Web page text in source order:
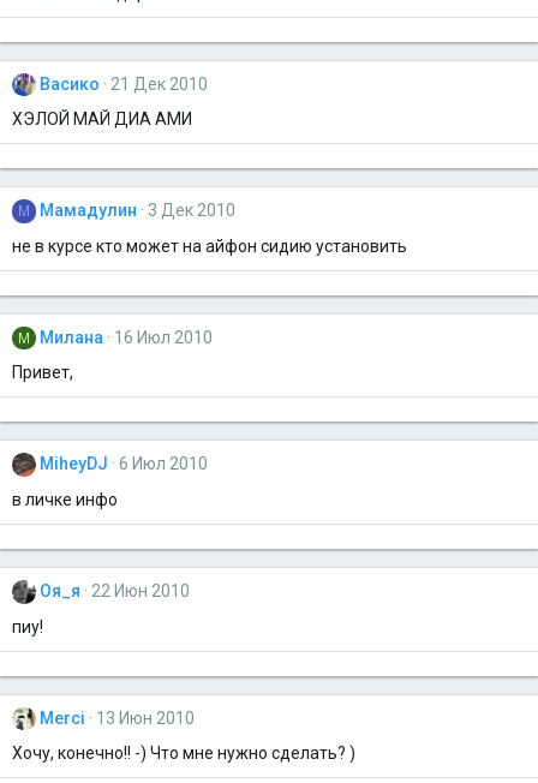
Васико
21 Дек 2010
ХЭЛОЙ МАЙ ДИА АМИ
М Мамадулин
3 Дек 2010
не в курсе кто может на айфон сидию установить
М Милана
16 Июл 2010
Привет,
MiheyDJ
6 Июл 2010
в личке инфо
Оя_я
22 Июн 2010
пиу!
Merci
13 Июн 2010
Хочу, конечно!! -) Что мне нужно сделать? )